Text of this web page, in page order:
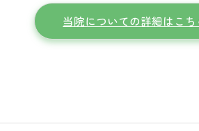
当院についての詳細はこち